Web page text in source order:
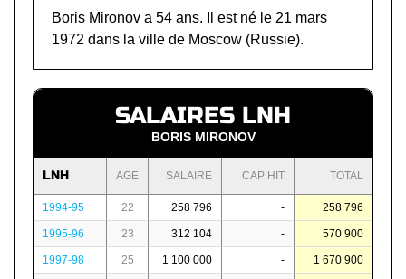
Boris Mironov a 54 ans. Il est né le 21 mars
1972 dans la ville de Moscow (Russie).
SALAIRES LNH
BORIS MIRONOV
LNH AGE SALAIRE CAP HIT TOTAL
1994-95 22 258 796 - 258 796
1995-96 23 312 104 - 570 900
1997-98 25 1 100 000 - 1 670 900